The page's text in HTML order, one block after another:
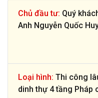
Chủ đầu tư: Quý
Anh Nguyễn Quốc
Loại hình: Thi công
dinh thự 4 tầng Pháp